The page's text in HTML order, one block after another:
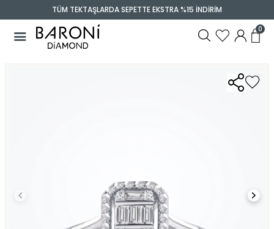
TÜM TEKTAŞLARDA SEPETTE EKSTRA %15 İNDİRİM
0